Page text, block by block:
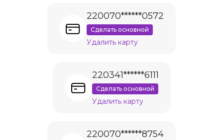
220070******0572
Сделать основной
Удалить карту
220341******6111
Сделать основной
Удалить карту
220070******8754